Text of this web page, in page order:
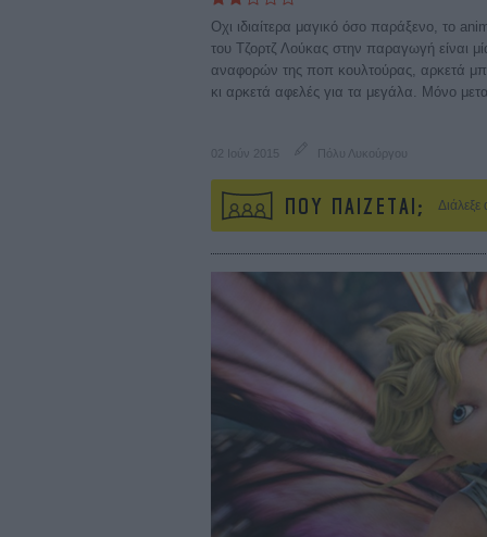
Οχι ιδιαίτερα μαγικό όσο παράξενο, το
του Τζορτζ Λούκας στην παραγωγή είναι
αναφορών της ποπ κουλτούρας, αρκετά
κι αρκετά αφελές για τα μεγάλα. Μόνο
02 Ιούν 2015 Πόλυ Λυκούργου
ΠΟΥ ΠΑΙΖΕΤΑΙ;